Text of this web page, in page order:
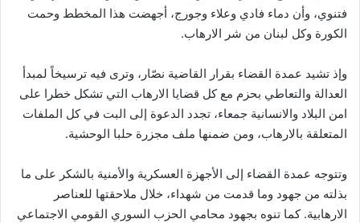
فتنوي، وأن دماء فادي وعلاء وجورج، أجهضت هذا المخطط وحمت
الكورة وكل لبنان من شر الارهاب.
وإذ تشيد عمدة القضاء بقرار القاضية نصّار، وترى فيه ترسيخاً لمبدأ
العدالة والتعاطي بحزم مع كل قضايا الارهاب التي تشكل خطرا على
امن البلاد والانسانية جمعاء، تجدد الدعوة إلى البت في كل الملفات
المتعلقة بالارهاب، ومن ضمنها ملف مجزرة حلبا الوحشية.
وتتوجه عمدة القضاء إلى الأجهزة العسكرية والأمنية بالشكر على ما
بذلته من جهود وما قدمت من شهداء، خلال ملاحقتها للعناصر
الارهابية. كما تنوه بجهود محامي الحزب السوري القومي الاجتماعي